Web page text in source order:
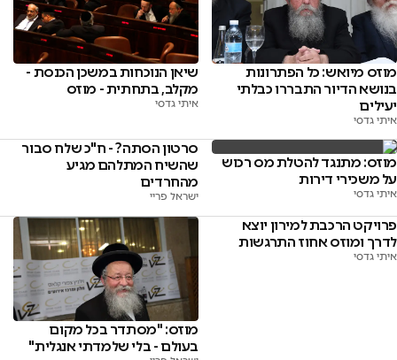
מוזס מיואש: כל הפתרונות
בנושא הדיור התבררו כבלתי
יעילים
איתי גדסי
שיאן הנוכחות במשכן הכנסת -
מקלב, בתחתית - מוזס
איתי גדסי
מוזס: מתנגד להטלת מס רכוש
על משכירי דירות
איתי גדסי
סרטון הסתה? - ח"כ שלח סבור
שהשיח המתלהם מגיע
מהחרדים
ישראל פריי
פרויקט הרכבת למירון יוצא
לדרך ומוזס אחוז התרגשות
איתי גדסי
מוזס: "מסתדר בכל מקום
בעולם - בלי שלמדתי אנגלית"